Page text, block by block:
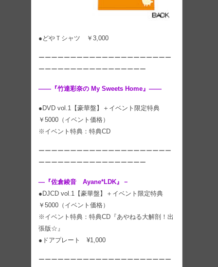
●どやＴシャツ ￥3,000
ーーーーーーーーーーーーーーーーーーーーー
ーーーーーーーーーーーーーーーーー
――『竹達彩奈の My Sweets Home』――
●DVD vol.1【豪華盤】＋イベント限定特典
￥5000（イベント価格）
※イベント特典：特典CD
ーーーーーーーーーーーーーーーーーーーーー
ーーーーーーーーーーーーーーーーー
―『佐倉綾音 Ayane*LDK』－
●DJCD vol.1【豪華盤】＋イベント限定特典
￥5000（イベント価格）
※イベント特典：特典CD『あやねる大解剖！出
張版☆』
●ドアプレート ¥1,000
ーーーーーーーーーーーーーーーーーーーーー